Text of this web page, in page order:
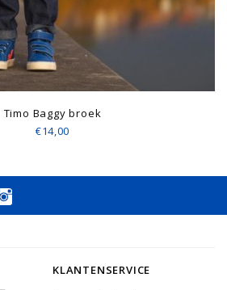
Timo Baggy broek
€14,00
KLANTENSERVICE